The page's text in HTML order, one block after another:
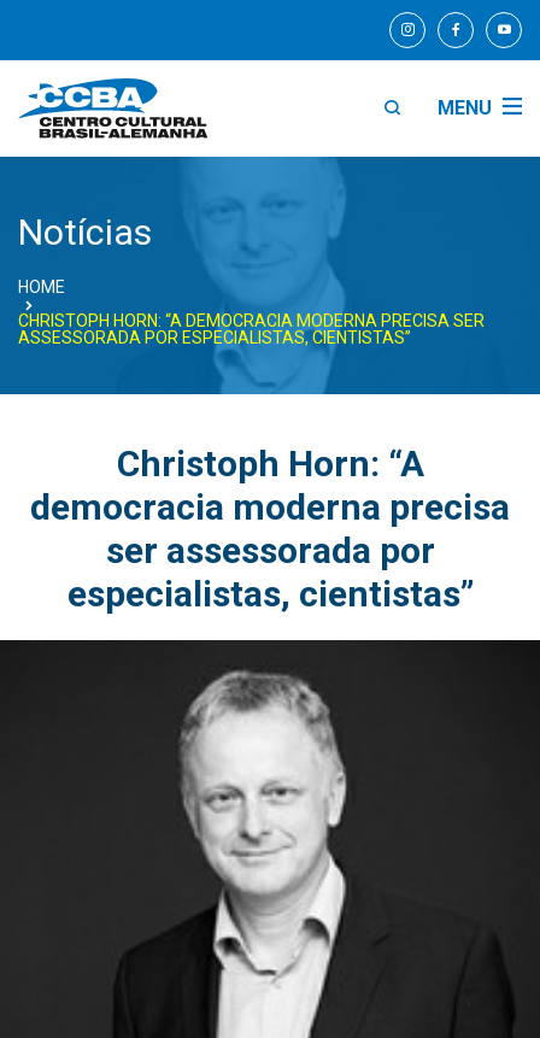
MENU
Notícias
HOME
CHRISTOPH HORN: “A DEMOCRACIA MODERNA PRECISA SER
ASSESSORADA POR ESPECIALISTAS, CIENTISTAS”
Christoph Horn: “A
democracia moderna precisa
ser assessorada por
especialistas, cientistas”